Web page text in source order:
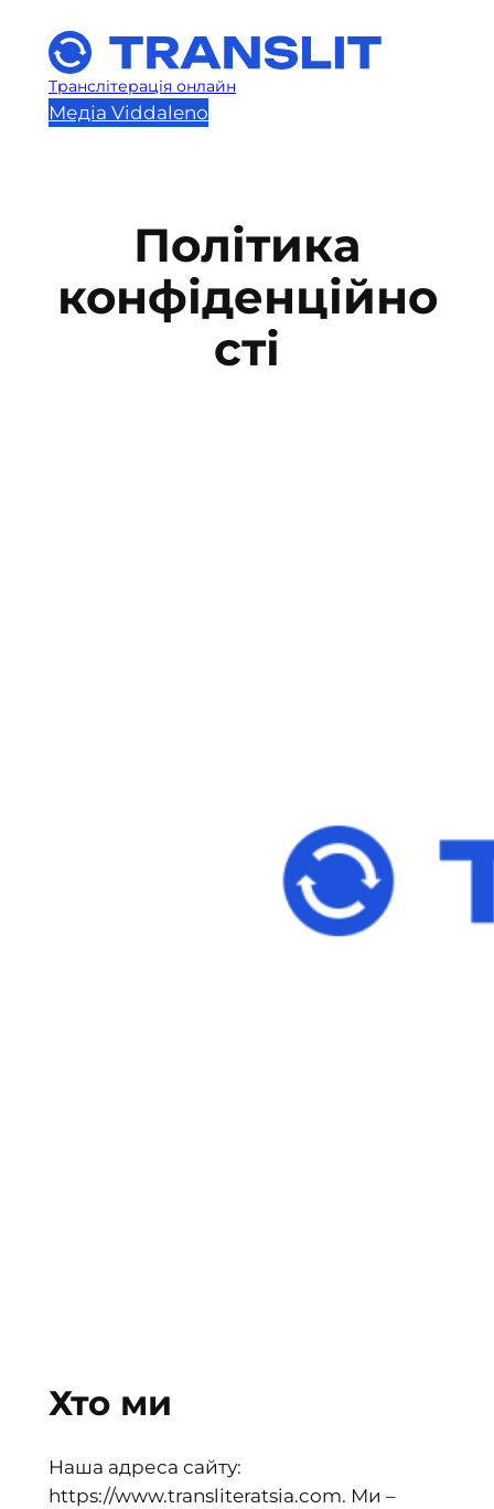
вмістуТранслітерація онлайн
Медіа Viddaleno
Політика
конфіденційно
сті
Хто ми
Наша адреса сайту:
https://www.transliteratsia.com. Ми –